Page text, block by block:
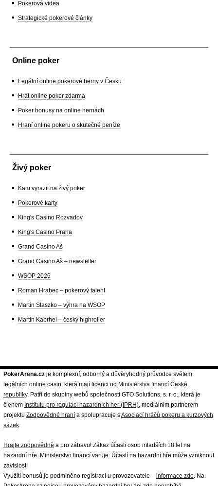
Pokerová videa
Strategické pokerové články
Online poker
Legální online pokerové herny v Česku
Hrát online poker zdarma
Poker bonusy na online hernách
Hraní online pokeru o skutečné peníze
Živý poker
Kam vyrazit na živý poker
Pokerové karty
King's Casino Rozvadov
King's Casino Praha
Grand Casino Aš
Grand Casino Aš – newsletter
WSOP 2026
Roman Hrabec – pokerový talent
Martin Staszko – výhra na WSOP
Martin Kabrhel – český highroller
PokerArena.cz je komplexní, odborný a důvěryhodný průvodce světem
legálních online casin, která mají licenci od Ministerstva financí České
republiky. Patří do skupiny webů společnosti GTO Solutions, s. r. o., která je
členem Institutu pro regulaci hazardních her (IPRH) , mediálním partnerem
projektu Zodpovědné hraní a spolupracuje sAsociací hráčů pokeru a kurzových
sázek
Hrajte zodpovědně a pro zábavu! Zákaz účasti osob mladších 18 let na
hazardní hře. Ministerstvo financí varuje: Účastí na hazardní hře může vzniknout
závislost!
Využití bonusů je podmíněno registrací u provozovatele – informace zde . Na